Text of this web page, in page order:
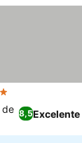
8,5Excelente
de